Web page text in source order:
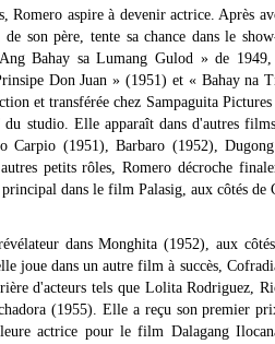
Romero aspire à devenir actrice. Après
son père, tente sa chance dans le
Bahay sa Lumang Gulod » de
Don Juan » (1951) et « Bahay na
et transférée chez Sampaguita
studio. Elle apparaît dans d'autres
Carpio (1951), Barbaro (1952),
petits rôles, Romero décroche
dans le film Palasig, aux côtés de
dans Monghita (1952), aux
joue dans un autre film à succès,
d'acteurs tels que Lolita Rodriguez,
(1955). Elle a reçu son premier
actrice pour le film Dalagang